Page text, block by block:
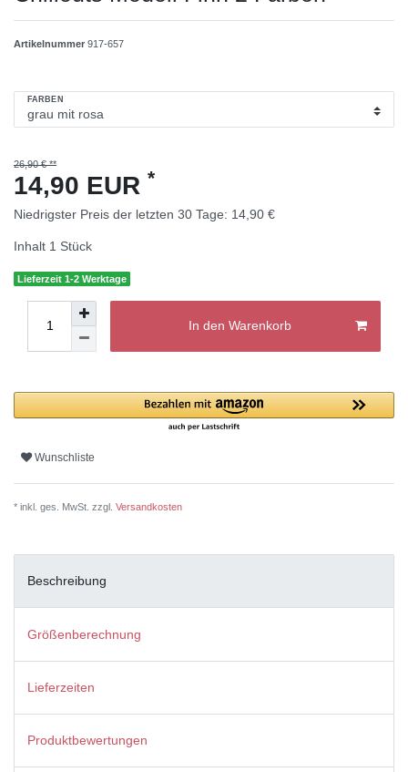
Artikelnummer 917-657
FARBEN
26,90 € **
14,90 EUR *
Niedrigster Preis der letzten 30 Tage: 14,90 €
Inhalt 1 Stück
Lieferzeit 1-2 Werktage
In den Warenkorb
Wunschliste
* inkl. ges. MwSt. zzgl. Versandkosten
Beschreibung
Größenberechnung
Lieferzeiten
Produktbewertungen